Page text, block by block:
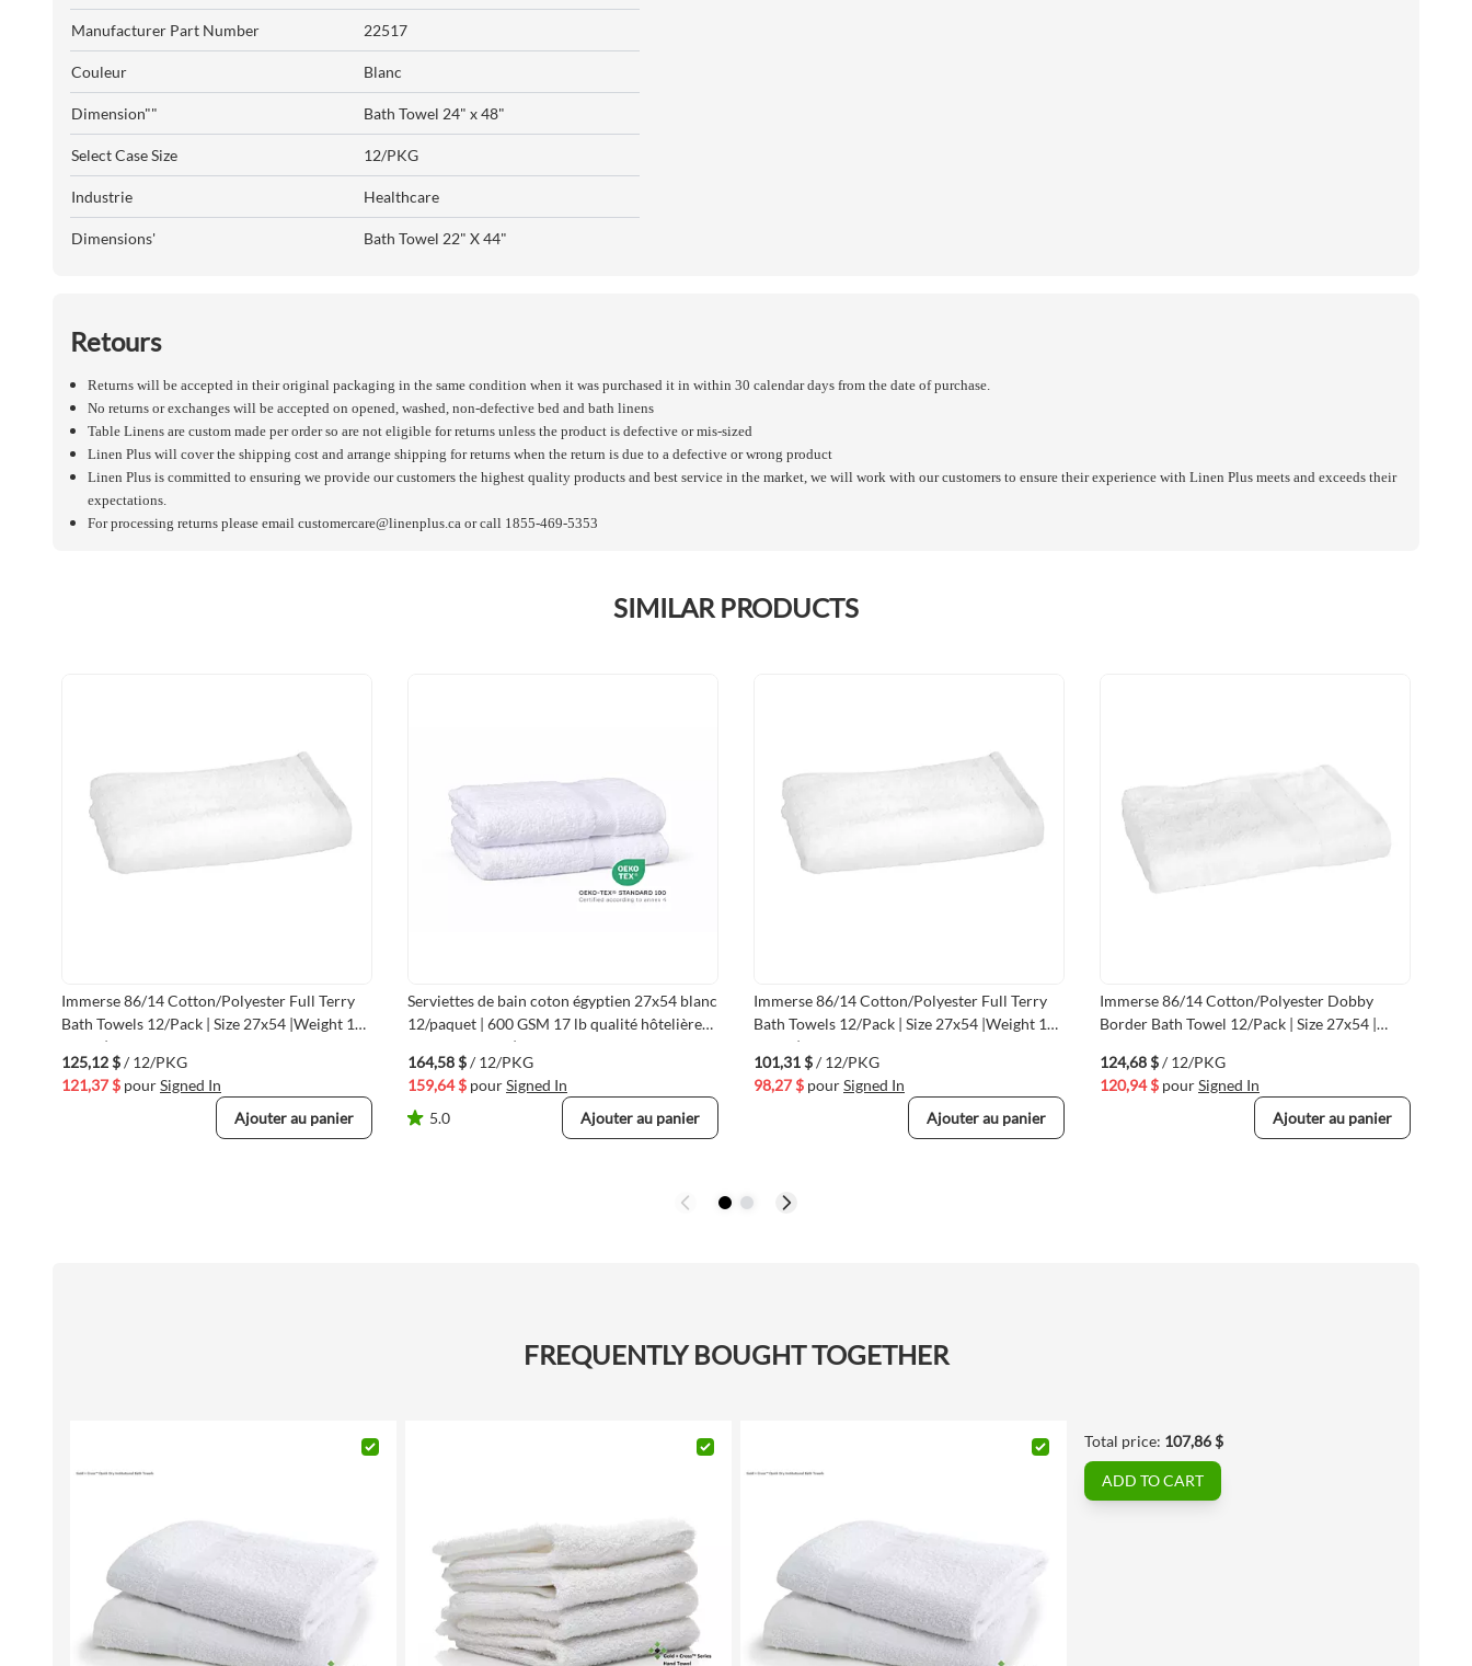
Manufacturer Part Number 22517
Couleur Blanc
Dimension"" Bath Towel 24" x 48"
Select Case Size 12/PKG
Industrie Healthcare
Dimensions' Bath Towel 22" X 44"
Retours
Returns will be accepted in their original packaging in the same condition when it was purchased it in within 30 calendar days from the date of purchase.
No returns or exchanges will be accepted on opened, washed, non-defective bed and bath linens
Table Linens are custom made per order so are not eligible for returns unless the product is defective or mis-sized
Linen Plus will cover the shipping cost and arrange shipping for returns when the return is due to a defective or wrong product
Linen Plus is committed to ensuring we provide our customers the highest quality products and best service in the market, we will work with our customers to ensure their experience with Linen Plus meets and exceeds their
expectations.
For processing returns please email customercare@linenplus.ca or call 1855-469-5353
SIMILAR PRODUCTS
Immerse 86/14 Cotton/Polyester Full Terry
Bath Towels 12/Pack | Size 27x54 |Weight 17
lbs/dz | White
125,12 $/ 12/PKG
121,37 $ pourSigned In
Ajouter au panier
Serviettes de bain coton égyptien 27x54 blanc
12/paquet | 600 GSM 17 lb qualité hôtelière
bordure dobby | Breeze
164,58 $/ 12/PKG
159,64 $ pourSigned In
5.0
Ajouter au panier
Immerse 86/14 Cotton/Polyester Full Terry
Bath Towels 12/Pack | Size 27x54 |Weight 14
lbs/dz | White
101,31 $/ 12/PKG
98,27 $ pourSigned In
Ajouter au panier
Immerse 86/14 Cotton/Polyester Dobby
Border Bath Towel 12/Pack | Size 27x54 |
124,68 $/ 12/PKG
120,94 $ pourSigned In
Ajouter au panier
FREQUENTLY BOUGHT TOGETHER
Total price: 107,86 $
ADD TO CART